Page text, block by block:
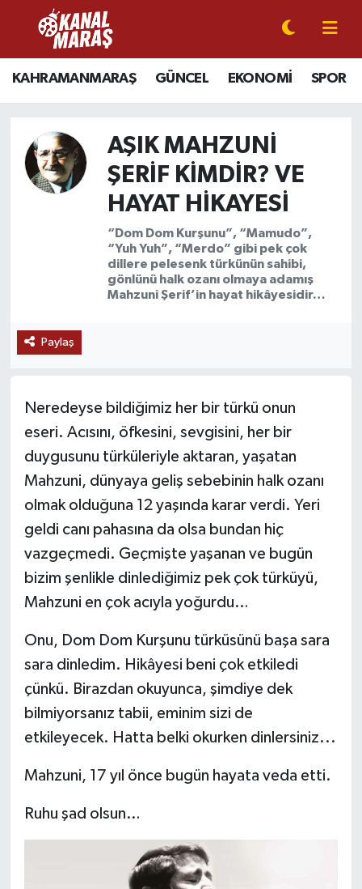
KAHRAMANMARAŞ GÜNCEL EKONOMİ SPOR
AŞIK MAHZUNI
ŞERIF KIMDIR? VE
HAYAT HIKAYESI
“Dom Dom Kurşunu”, “Mamudo”,
“Yuh Yuh”, “Merdo” gibi pek çok
dillere pelesenk türkünün sahibi,
gönlünü halk ozanı olmaya adamış
Mahzuni Şerif’in hayat hikâyesidir…
Paylaş
Neredeyse bildiğimiz her bir türkü onun
eseri. Acısını, öfkesini, sevgisini, her bir
duygusunu türküleriyle aktaran, yaşatan
Mahzuni, dünyaya geliş sebebinin halk ozanı
olmak olduğuna 12 yaşında karar verdi. Yeri
geldi canı pahasına da olsa bundan hiç
vazgeçmedi. Geçmişte yaşanan ve bugün
bizim şenlikle dinlediğimiz pek çok türküyü,
Mahzuni en çok acıyla yoğurdu…
Onu, Dom Dom Kurşunu türküsünü başa sara
sara dinledim. Hikâyesi beni çok etkiledi
çünkü. Birazdan okuyunca, şimdiye dek
bilmiyorsanız tabii, eminim sizi de
etkileyecek. Hatta belki okurken dinlersiniz...
Mahzuni, 17 yıl önce bugün hayata veda etti.
Ruhu şad olsun…
CANLI YAYIN
KAHRAMANMARAŞ
GÜNCEL
SPOR
EKONOMİ
MAGAZİN
EĞİTİM
BÖLGE
POPÜLER
DÜNYA
TREND
MEDYA
OTOMOTİV
YAŞAM
Kahramanmaraş Nöbetçi Eczaneler
Kahramanmaraş Hava Durumu
Kahramanmaraş Namaz Vakitleri
Kahramanmaraş Trafik Yoğunluk Haritası
Süper Lig Puan Durumu ve Fikstür
Tüm Manşetler
Haber Arşivi